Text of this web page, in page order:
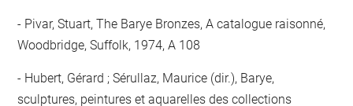
Pivar, Stuart, The Barye Bronzes, A catalogue raisonné,
Woodbridge, Suffolk, 1974, A 108
Hubert, Gérard ; Sérullaz, Maurice (dir.), Barye,
sculptures, peintures et aquarelles des collections